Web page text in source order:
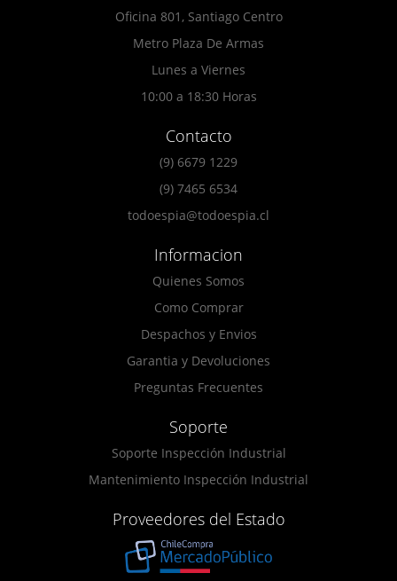
Oficina 801, Santiago Centro
Metro Plaza De Armas
Lunes a Viernes
10:00 a 18:30 Horas
Contacto
(9) 6679 1229
(9) 7465 6534
todoespia@todoespia.cl
Informacion
Quienes Somos
Como Comprar
Despachos y Envios
Garantia y Devoluciones
Preguntas Frecuentes
Soporte
Soporte Inspección Industrial
Mantenimiento Inspección Industrial
Proveedores del Estado